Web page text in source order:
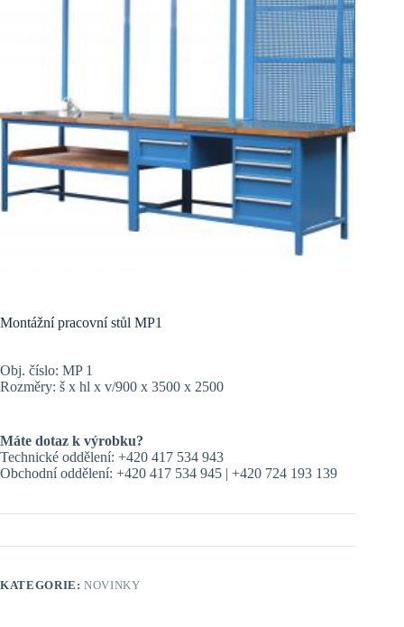
Montážní pracovní stůl MP1
Obj. číslo: MP 1
Rozměry: š x hl x v/900 x 3500 x 2500
Máte dotaz k výrobku?
Technické oddělení: +420 417 534 943
Obchodní oddělení: +420 417 534 945 | +420 724 193 139
KATEGORIE:NOVINKY